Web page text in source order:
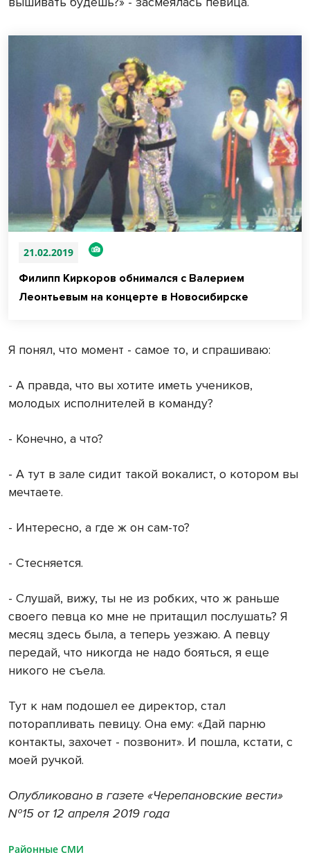
21.02.2019
Филипп Киркоров обнимался с Валерием
Леонтьевым на концерте в Новосибирске
Я понял, что момент - самое то, и спрашиваю:
- А правда, что вы хотите иметь учеников,
молодых исполнителей в команду?
- Конечно, а что?
- А тут в зале сидит та­кой вокалист, о котором вы
мечтаете.
- Интересно, а где ж он сам-то?
- Стесняется.
- Слушай, вижу, ты не из робких, что ж раньше
своего певца ко мне не притащил послушать? Я
месяц здесь была, а теперь уезжаю. А певцу
передай, что никог­да не надо бояться, я еще
никого не съела.
Тут к нам подошел ее ди­ректор, стал
поторапливать певицу. Она ему: «Дай парню
контакты, захочет - позво­нит». И пошла, кстати, с
моей ручкой.
Опубликовано в газете «Черепановские вести»
№15 от 12 апреля 2019 года
Районные СМИ